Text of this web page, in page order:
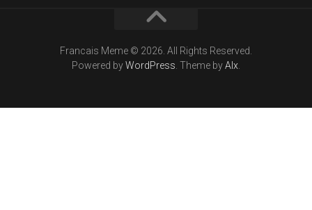
Francais Meme © 2026. All Rights Reserved.
Powered byWordPress . Theme byAlx